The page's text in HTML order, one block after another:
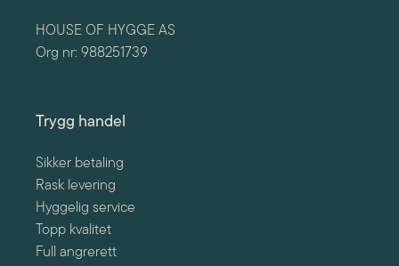
HOUSE OF HYGGE AS
Org nr: 988251739
Trygg handel
Sikker betaling
Rask levering
Hyggelig service
Topp kvalitet
Full angrerett